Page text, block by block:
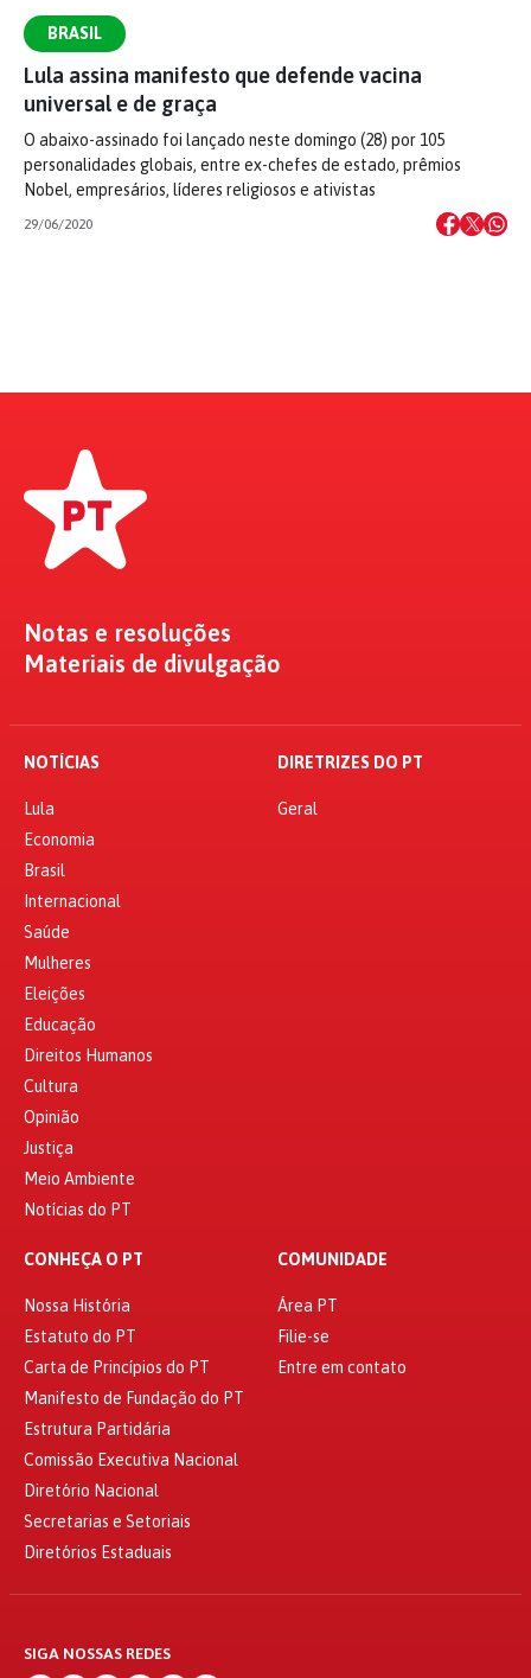
BRASIL
Lula assina manifesto que defende vacina
universal e de graça
O abaixo-assinado foi lançado neste domingo (28) por 105
personalidades globais, entre ex-chefes de estado, prêmios
Nobel, empresários, líderes religiosos e ativistas
29/06/2020
Notas e resoluções
Materiais de divulgação
NOTÍCIAS
Lula
Economia
Brasil
Internacional
Saúde
Mulheres
Eleições
Educação
Direitos Humanos
Cultura
Opinião
Justiça
Meio Ambiente
Notícias do PT
DIRETRIZES DO PT
Geral
CONHEÇA O PT
Nossa História
Estatuto do PT
Carta de Princípios do PT
Manifesto de Fundação do PT
Estrutura Partidária
Comissão Executiva Nacional
Diretório Nacional
Secretarias e Setoriais
Diretórios Estaduais
COMUNIDADE
Área PT
Filie-se
Entre em contato
SIGA NOSSAS REDES